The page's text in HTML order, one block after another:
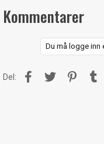
s
j
Kommentarer
Du må logge inn
Del: Facebook
Twitter